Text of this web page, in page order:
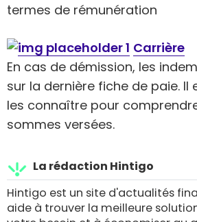
termes de rémunération
Carrière
En cas de démission, les
sur la dernière fiche de paie.
les connaître pour
sommes versées.
La rédaction Hintigo
Hintigo est un site d'actualités
aide à trouver la meilleure